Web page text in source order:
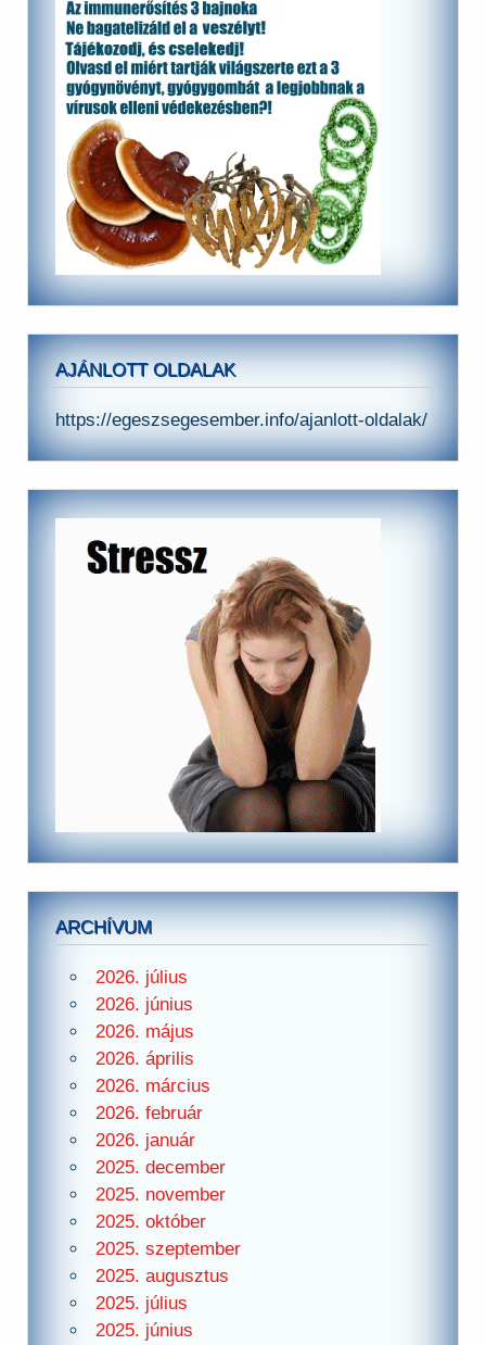
AJÁNLOTT OLDALAK
https://egeszsegesember.info/ajanlott-oldalak/
ARCHÍVUM
2026. július
2026. június
2026. május
2026. április
2026. március
2026. február
2026. január
2025. december
2025. november
2025. október
2025. szeptember
2025. augusztus
2025. július
2025. június